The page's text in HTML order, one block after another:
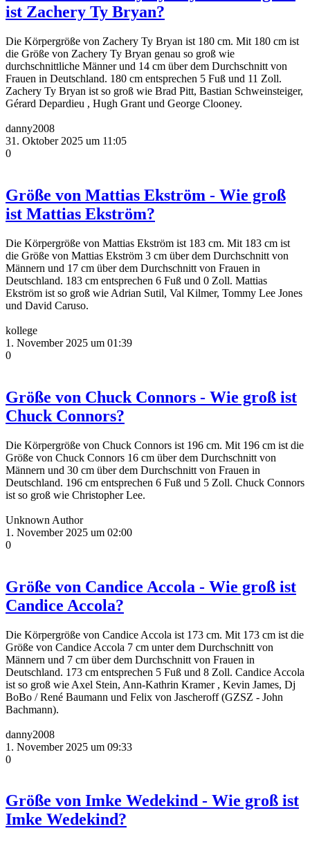
ist Zachery Ty Bryan?
Die Körpergröße von Zachery Ty Bryan ist 180 cm. Mit 180 cm ist
die Größe von Zachery Ty Bryan genau so groß wie
durchschnittliche Männer und 14 cm über dem Durchschnitt von
Frauen in Deutschland. 180 cm entsprechen 5 Fuß und 11 Zoll.
Zachery Ty Bryan ist so groß wie Brad Pitt, Bastian Schweinsteiger,
Gérard Depardieu , Hugh Grant und George Clooney.
danny2008
31. Oktober 2025 um 11:05
0
Größe von Mattias Ekström - Wie groß
ist Mattias Ekström?
Die Körpergröße von Mattias Ekström ist 183 cm. Mit 183 cm ist
die Größe von Mattias Ekström 3 cm über dem Durchschnitt von
Männern und 17 cm über dem Durchschnitt von Frauen in
Deutschland. 183 cm entsprechen 6 Fuß und 0 Zoll. Mattias
Ekström ist so groß wie Adrian Sutil, Val Kilmer, Tommy Lee Jones
und David Caruso.
kollege
1. November 2025 um 01:39
0
Größe von Chuck Connors - Wie groß ist
Chuck Connors?
Die Körpergröße von Chuck Connors ist 196 cm. Mit 196 cm ist die
Größe von Chuck Connors 16 cm über dem Durchschnitt von
Männern und 30 cm über dem Durchschnitt von Frauen in
Deutschland. 196 cm entsprechen 6 Fuß und 5 Zoll. Chuck Connors
ist so groß wie Christopher Lee.
Unknown Author
1. November 2025 um 02:00
0
Größe von Candice Accola - Wie groß ist
Candice Accola?
Die Körpergröße von Candice Accola ist 173 cm. Mit 173 cm ist die
Größe von Candice Accola 7 cm unter dem Durchschnitt von
Männern und 7 cm über dem Durchschnitt von Frauen in
Deutschland. 173 cm entsprechen 5 Fuß und 8 Zoll. Candice Accola
ist so groß wie Axel Stein, Ann-Kathrin Kramer , Kevin James, Dj
BoBo / René Baumann und Felix von Jascheroff (GZSZ - John
Bachmann).
danny2008
1. November 2025 um 09:33
0
Größe von Imke Wedekind - Wie groß ist
Imke Wedekind?